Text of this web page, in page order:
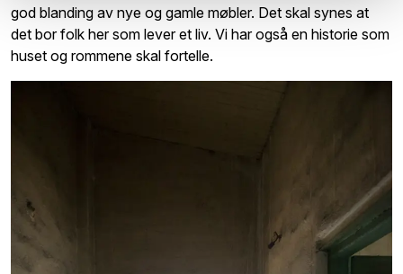
god blanding av nye og gamle møbler. Det skal synes at
det bor folk her som lever et liv. Vi har også en historie som
huset og rommene skal fortelle.